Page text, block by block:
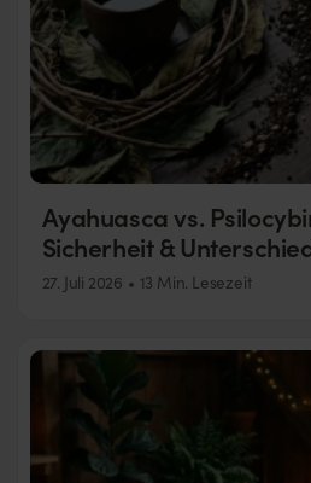
Ayahuasca vs.
Sicherheit &
27. Juli 2026 13 Min. Lesezeit